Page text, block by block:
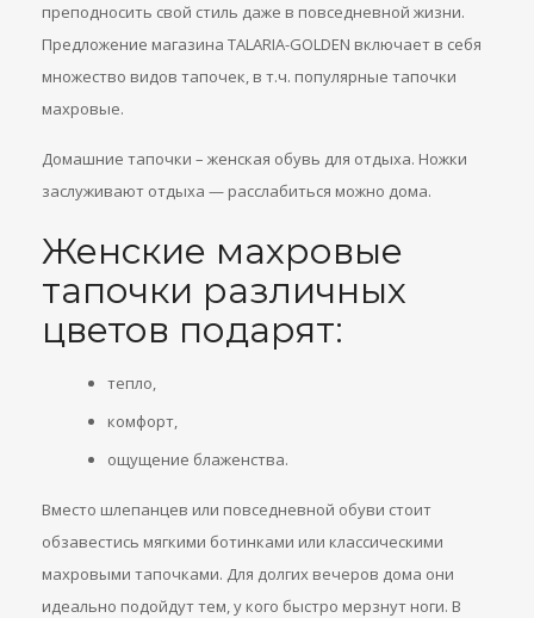
преподносить свой стиль даже в повседневной жизни.
Предложение магазина TALARIA-GOLDEN включает в себя
множество видов тапочек, в т.ч. популярные тапочки
махровые.
Домашние тапочки – женская обувь для отдыха. Ножки
заслуживают отдыха — расслабиться можно дома.
Женские махровые
тапочки различных
цветов подарят:
тепло,
комфорт,
ощущение блаженства.
Вместо шлепанцев или повседневной обуви стоит
обзавестись мягкими ботинками или классическими
махровыми тапочками. Для долгих вечеров дома они
идеально подойдут тем, у кого быстро мерзнут ноги. В